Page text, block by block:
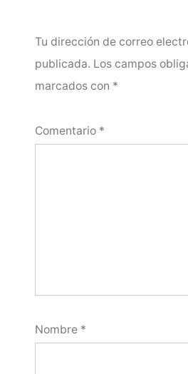
Tu dirección de correo
publicada. Los campos
marcados con *
Comentario *
Nombre *